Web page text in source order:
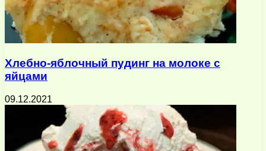
Хлебно-яблочный пудинг на молоке с
яйцами
09.12.2021